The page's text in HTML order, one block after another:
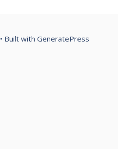
• Built with GeneratePress